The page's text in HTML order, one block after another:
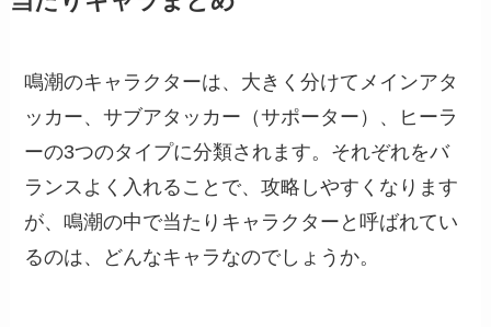
鳴潮のキャラクターは、大きく分けてメインアタ
ッカー、サブアタッカー（サポーター）、ヒーラ
ーの3つのタイプに分類されます。それぞれをバ
ランスよく入れることで、攻略しやすくなります
が、鳴潮の中で当たりキャラクターと呼ばれてい
るのは、どんなキャラなのでしょうか。